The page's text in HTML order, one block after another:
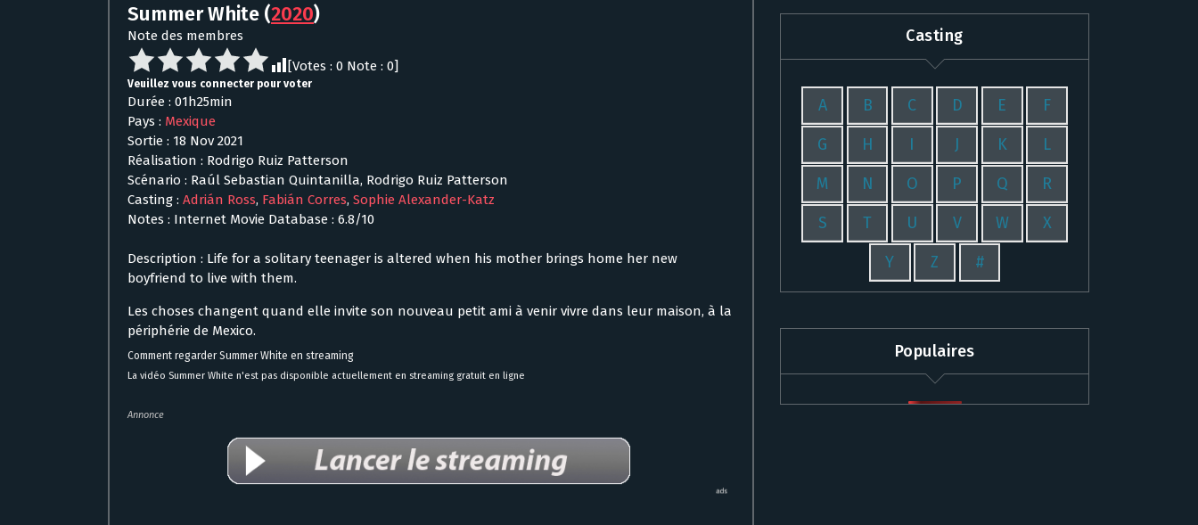
Summer White (2020)
Note des membres
[Votes : 0 Note : 0]
Veuillez vous connecter pour voter
Durée : 01h25min
Pays : Mexique
Sortie : 18 Nov 2021
Réalisation : Rodrigo Ruiz Patterson
Scénario : Raúl Sebastian Quintanilla, Rodrigo Ruiz Patterson
Casting : Adrián Ross, Fabián Corres, Sophie Alexander-Katz
Notes : Internet Movie Database : 6.8/10
Description : Life for a solitary teenager is altered when his mother brings home her new
boyfriend to live with them.
Les choses changent quand elle invite son nouveau petit ami à venir vivre dans leur maison, à la
périphérie de Mexico.
Comment regarder Summer White en streaming
La vidéo Summer White n'est pas disponible actuellement en streaming gratuit en ligne
Annonce
Casting
A B C D E F
G H I J K L
M N O P Q R
S T U V W X
Y Z #
Populaires